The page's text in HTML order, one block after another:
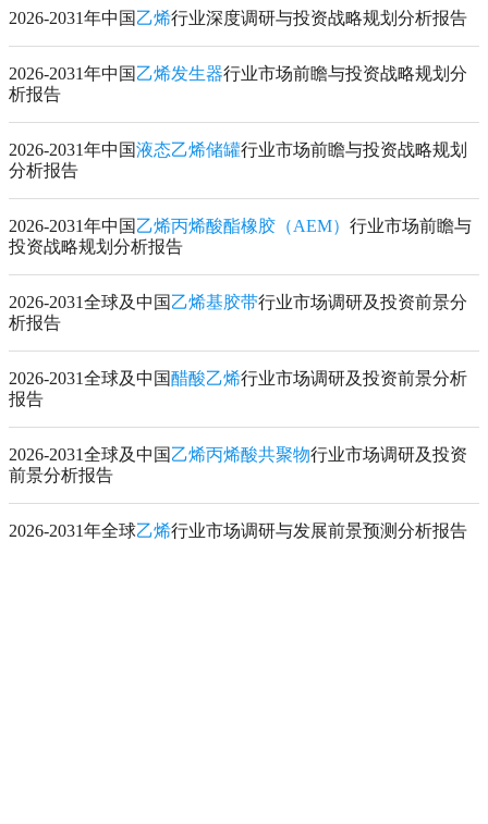
2026-2031年中国 乙烯行业深度调研与投资战略规划分析报告
2026-2031年中国 乙烯发生器行业市场前瞻与投资战略规划分
析报告
2026-2031年中国液态乙烯储罐行业市场前瞻与投资战略规划
分析报告
2026-2031年中国 乙烯丙烯酸酯橡胶（AEM） 行业市场前瞻与
投资战略规划分析报告
2026-2031全球及中国 乙烯基胶带行业市场调研及投资前景分
析报告
2026-2031全球及中国醋酸乙烯行业市场调研及投资前景分析
报告
2026-2031全球及中国 乙烯丙烯酸共聚物行业市场调研及投资
前景分析报告
2026-2031年全球乙烯行业市场调研与发展前景预测分析报告